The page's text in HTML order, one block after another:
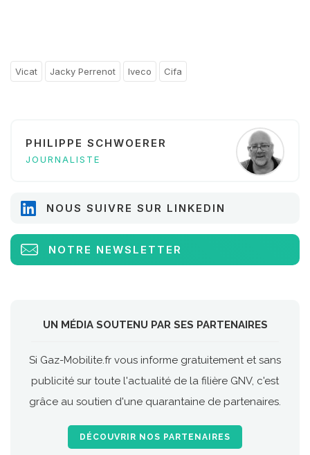
Vicat Jacky Perrenot Iveco Cifa
PHILIPPE SCHWOERER
JOURNALISTE
NOUS SUIVRE SUR LINKEDIN
NOTRE NEWSLETTER
UN MÉDIA SOUTENU PAR SES PARTENAIRES
Si Gaz-Mobilite.fr vous informe gratuitement et sans
publicité sur toute l'actualité de la filière GNV, c'est
grâce au soutien d'une quarantaine de partenaires.
DÉCOUVRIR NOS PARTENAIRES